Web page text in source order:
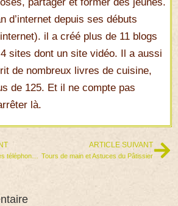
d’internet depuis ses débuts
il a créé plus de 11 blogs
sites dont un site vidéo. Il a aussi
de nombreux livres de cuisine,
de 125. Et il ne compte pas
là.
ARTICLE SUIVANT
Tours de main et Astuces du Pâtissier